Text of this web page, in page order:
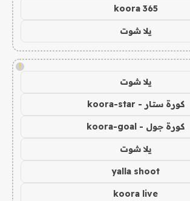
koora 365
يلا شوت
!
يلا شوت
كورة ستار - koora-star
كورة جول - koora-goal
يلا شوت
yalla shoot
koora live